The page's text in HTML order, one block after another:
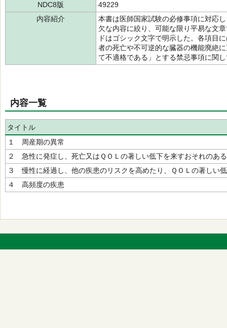
NDC8版
49229
内容紹介
本書は医師国家試験の必修事項に対応
欠な内容に絞り、可能な限り平易な文
ドはゴシック文字で明示した。各項目
者の死亡や不可逆的な臓器の機能廃絶
て不適格である」とする禁忌事項に関
内容一覧
タイトル
１ 周産期の異常
２ 急性に発症し、死亡又はＱＯＬの著しい低下を来すおそれのあ
３ 慢性に経過し、他の疾患のリスクを高めたり、ＱＯＬの著しい
４ 高頻度の疾患